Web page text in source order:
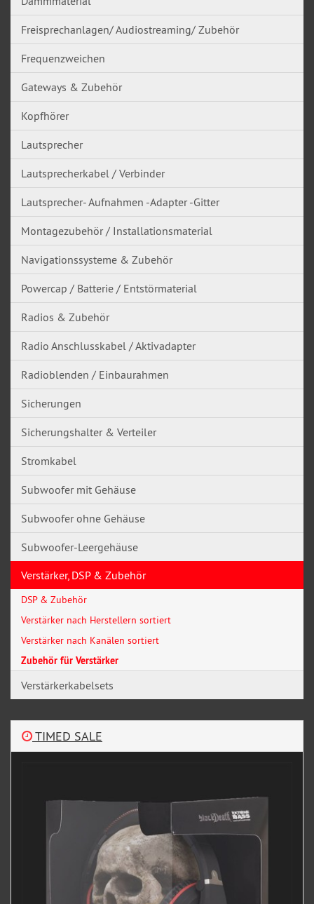
Freisprechanlagen/ Audiostreaming/ Zubehör
Frequenzweichen
Gateways & Zubehör
Kopfhörer
Lautsprecher
Lautsprecherkabel / Verbinder
Lautsprecher- Aufnahmen -Adapter -Gitter
Montagezubehör / Installationsmaterial
Navigationssysteme & Zubehör
Powercap / Batterie / Entstörmaterial
Radios & Zubehör
Radio Anschlusskabel / Aktivadapter
Radioblenden / Einbaurahmen
Sicherungen
Sicherungshalter & Verteiler
Stromkabel
Subwoofer mit Gehäuse
Subwoofer ohne Gehäuse
Subwoofer-Leergehäuse
Verstärker, DSP & Zubehör
DSP & Zubehör
Verstärker nach Herstellern sortiert
Verstärker nach Kanälen sortiert
Zubehör für Verstärker
Verstärkerkabelsets
TIMED SALE